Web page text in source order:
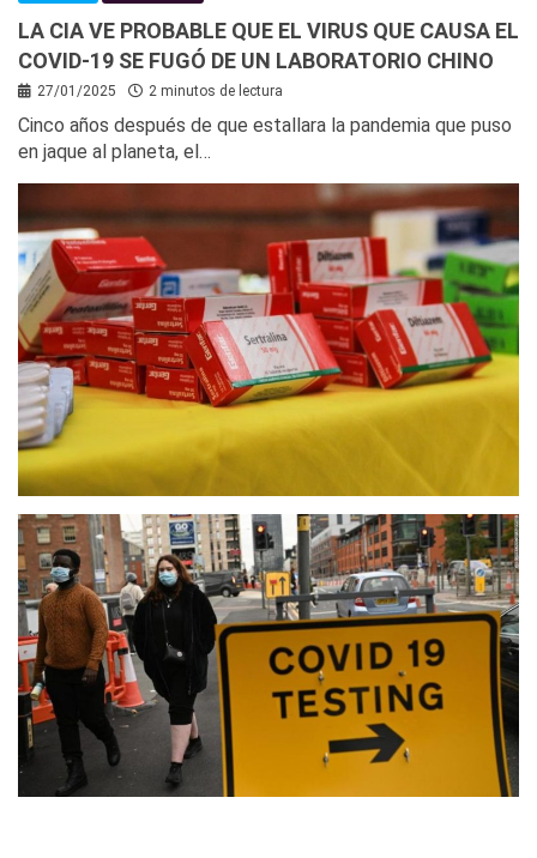
LA CIA VE PROBABLE QUE EL VIRUS QUE CAUSA EL
COVID-19 SE FUGÓ DE UN LABORATORIO CHINO
27/01/2025 2 minutos de lectura
Cinco años después de que estallara la pandemia que puso
en jaque al planeta, el…